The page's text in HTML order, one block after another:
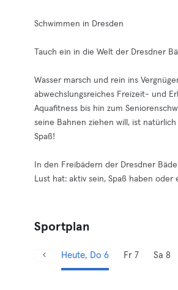
Schwimmen in Dresden
Tauch ein in die Welt der Dresdner
Wasser marsch und rein ins
abwechslungsreiches Freizeit- und
Aquafitness bis hin zum
seine Bahnen ziehen will, ist
Spaß!
In den Freibädern der Dresdner
Lust hat: aktiv sein, Spaß haben oder
Sportplan
Heute, Do 6 Fr 7 Sa 8